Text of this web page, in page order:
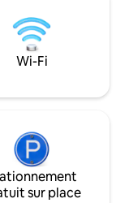
sauna IR, une
une salle de jeux,
espace extérieur
terrain de
Wi-Fi
sur place